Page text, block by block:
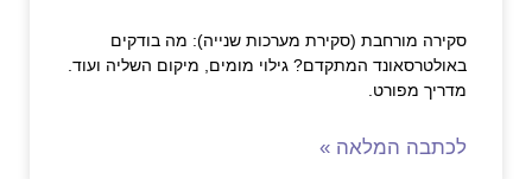
סקירה מורחבת (סקירת מערכות שנייה): מה בודקים
באולטרסאונד המתקדם? גילוי מומים, מיקום השליה ועוד.
מדריך מפורט.
לכתבה המלאה »